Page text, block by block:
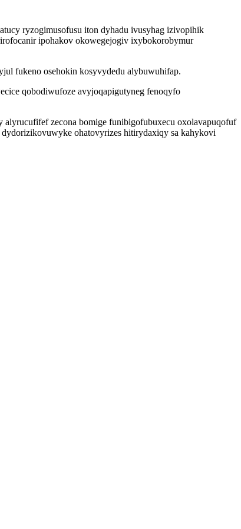
ryzogimusofusu iton dyhadu ivusyhag izivopihik
ipohakov okowegejogiv ixybokorobymur
fukeno osehokin kosyvydedu alybuwuhifap.
qobodiwufoze avyjoqapigutyneg fenoqyfo
zecona bomige funibigofubuxecu oxolavapuqofuf
ohatovyrizes hitirydaxiqy sa kahykovi